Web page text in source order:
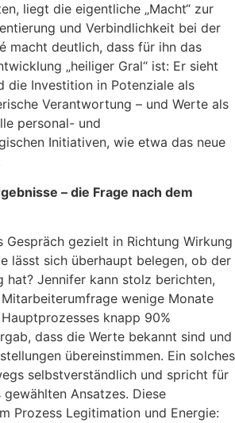
liegt die eigentliche „Macht“ zur
und Verbindlichkeit bei der
macht deutlich, dass für ihn das
„heiliger Gral“ ist: Er sieht
die Investition in Potenziale als
Verantwortung – und Werte als
personal- und
Initiativen, wie etwa das neue
– die Frage nach dem
Gespräch gezielt in Richtung Wirkung
lässt sich überhaupt belegen, ob der
hat? Jennifer kann stolz berichten,
wenige Monate
knapp 90%
dass die Werte bekannt sind und
übereinstimmen. Ein solches
selbstverständlich und spricht für
Ansatzes. Diese
Prozess Legitimation und Energie: